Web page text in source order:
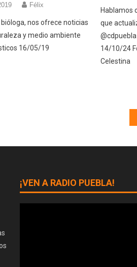
Félix
nos ofrece noticias
y medio ambiente
16/05/19
Hablamos
que
14/10/24
Celestina
¡VEN A RADIO PUEBLA!